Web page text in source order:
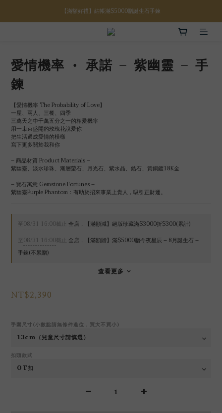
【八月限定】結帳滿$3000折$300
【滿額好禮】結帳滿$5000贈誕生石手鍊
【八月限定】結帳滿$3000折$300
愛情機率 • 承諾 – 紫幽靈 – 手
鍊
【愛情機率 The Probability of Love】
一屋、兩人、三餐、四季
三萬天之中千萬五分之一的相愛機率
用一束束盛開的玫瑰花說愛你
把生活過成愛情的模樣
寫下更多關於我和你
– 商品材質 Product Materials –
紫幽靈、淡水珍珠、漸層螢石、月光石、紫水晶、鋯石、黃銅鍍18K金
– 寶石寓意 Gemstone Fortunes –
紫幽靈Purple Phantom：有助於招來事業上貴人，吸引正財運。
至08/31 16:00截止
全店，【滿額減】絕版珍藏滿$3000折$300(累計)
至08/31 16:00截止
全店，【滿額贈】滿$5000贈今夜星辰 – 8月誕生石 –
手鍊(不累贈)
查看更多
NT$2,390
手圍尺寸(小數點請無條件進位，買大不買小)
扣頭款式